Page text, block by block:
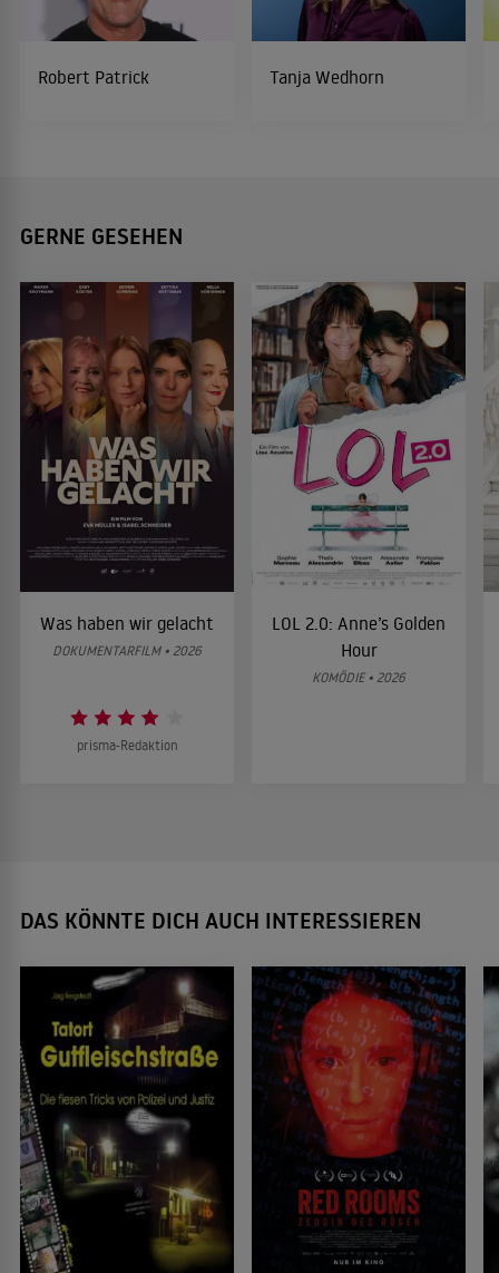
Robert Patrick Tanja Wedhorn
GERNE GESEHEN
Was haben wir gelacht
DOKUMENTARFILM • 2026
prisma-Redaktion
LOL 2.0: Anne’s Golden
Hour
KOMÖDIE • 2026
DAS KÖNNTE DICH AUCH INTERESSIEREN